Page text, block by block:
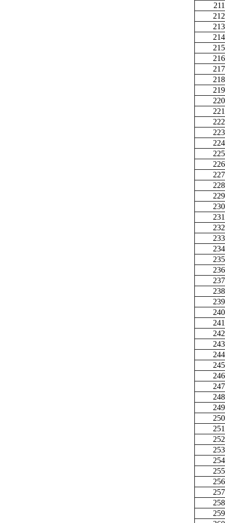
211
212
213
214
215
216
217
218
219
220
221
222
223
224
225
226
227
228
229
230
231
232
233
234
235
236
237
238
239
240
241
242
243
244
245
246
247
248
249
250
251
252
253
254
255
256
257
258
259